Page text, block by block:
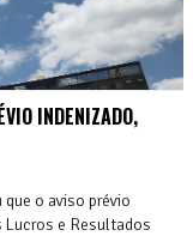
INDENIZADO,
que o aviso prévio
Lucros e Resultados